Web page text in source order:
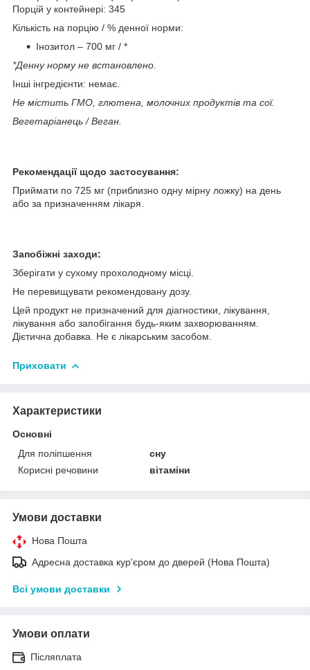
Порцій у контейнері: 345
Кількість на порцію / % денної норми:
Інозитол – 700 мг / *
*Денну норму не встановлено.
Інші інгредієнти: немає.
Не містить ГМО, глютена, молочних продуктів та сої.
Вегетаріанець / Веган.
Рекомендації щодо застосування:
Приймати по 725 мг (приблизно одну мірну ложку) на день
або за призначенням лікаря.
Запобіжні заходи:
Зберігати у сухому прохолодному місці.
Не перевищувати рекомендовану дозу.
Цей продукт не призначений для діагностики, лікування,
лікування або запобігання будь-яким захворюванням.
Дієтична добавка. Не є лікарським засобом.
Приховати
Характеристики
Основні
Для поліпшення
сну
Корисні речовини
вітаміни
Умови доставки
Нова Пошта
Адресна доставка кур'єром до дверей (Нова Пошта)
Всі умови доставки
Умови оплати
Післяплата